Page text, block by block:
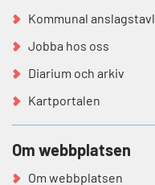
Kommunal
Jobba hos oss
Diarium och arkiv
Kartportalen
Om webbplatsen
Om webbplatsen